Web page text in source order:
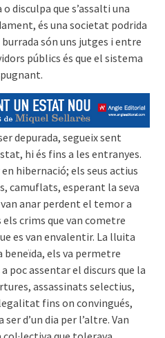
disculpa que s’assalti una
és una societat podrida
són uns jutges i entre
públics és que el sistema
depurada, segueix sent
hi és fins a les entranyes.
hibernació; els seus actius
camuflats, esperant la seva
anar perdent el temor a
crims que van cometre
es van envalentir. La lluita
beneïda, els va permetre
poc assentar el discurs que la
assassinats selectius,
fins on convingués,
d’un dia per l’altre. Van